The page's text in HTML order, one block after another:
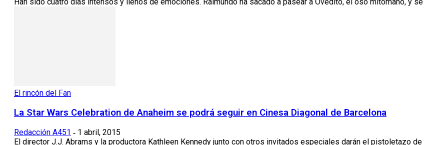
Han sido cuatro días intensos y llenos de emociones. Raimundo ha sacado a pasear a Ovedito, el oso mitómano, y se
El rincón del Fan
La Star Wars Celebration de Anaheim se podrá seguir en Cinesa Diagonal de Barcelona
Redacción A451 - 1 abril, 2015
El director J.J. Abrams y la productora Kathleen Kennedy junto con otros invitados especiales darán el pistoletazo